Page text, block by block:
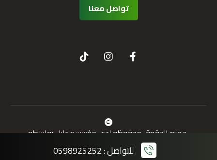
تواصل معنا
جميع الحقوق محفوظه لدى مؤسسه دليل بواسطه
سوشيلانسي
للتواصل : 0598925252